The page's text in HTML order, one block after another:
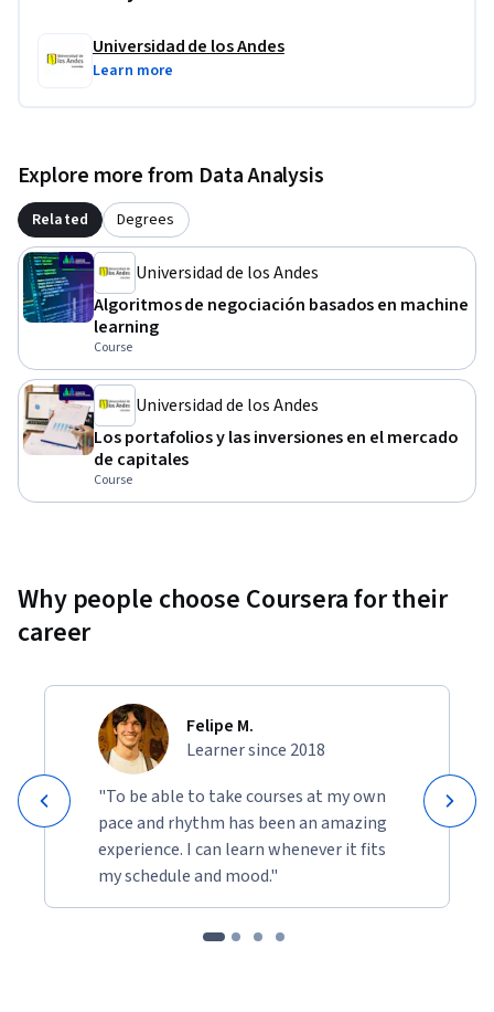
Universidad de los Andes
Learn more
Explore more from Data Analysis
Related Degrees
Universidad de los Andes
Algoritmos de negociación basados en machine
learning​
Course
Universidad de los Andes
Los portafolios y las inversiones en el mercado
de capitales
Course
Why people choose Coursera for their
career
Felipe M.
Learner since 2018
"To be able to take courses at my own
pace and rhythm has been an amazing
experience. I can learn whenever it fits
my schedule and mood."